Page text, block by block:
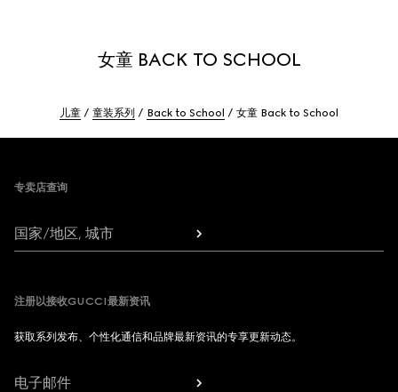
女童 BACK TO SCHOOL
儿童 童装系列 Back to School 女童 Back to School
专卖店查询
国家/地区, 城市
注册以接收GUCCI最新资讯
获取系列发布、个性化通信和品牌最新资讯的专享更新动态。
电子邮件